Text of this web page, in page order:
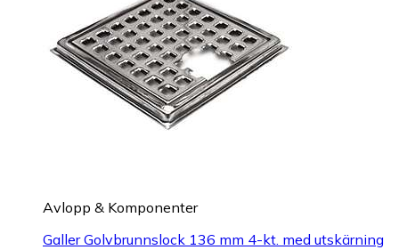
Avlopp & Komponenter
Galler Golvbrunnslock 136 mm 4-kt. med utskärning